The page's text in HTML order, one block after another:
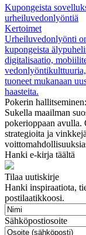
Kupongeista
urheiluvedonlyöntiä
Kertoimet
Urheiluvedonlyönti
kupongeista
digitalisaatio,
vedonlyöntikulttuuria,
tuoneet mukanaan
haasteita.
Pokerin
Sukella maailman
pokerioppaan avulla.
strategioita ja
Hanki e-kirja täältä
Tilaa uutiskirje
Hanki inspiraatiota,
postilaatikkoosi.
Sähköpostiosoite